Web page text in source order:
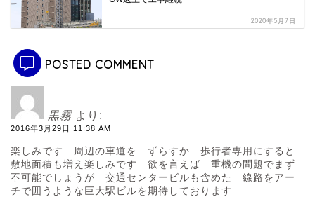
2020年5月7日
POSTED COMMENT
黒霧 より:
2016年3月29日 11:38 AM
楽しみです 周辺の車道を ずらすか 歩行者専用にすると
敷地面積も増え楽しみです 欲を言えば 重機の問題でまず
不可能でしょうが 交通センタービルも含めた 線路をアー
チで囲うような巨大駅ビルを期待しております